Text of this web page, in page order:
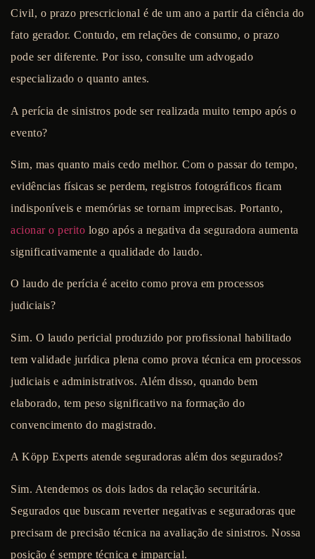
Civil, o prazo prescricional é de um ano a partir da ciência do
fato gerador. Contudo, em relações de consumo, o prazo
pode ser diferente. Por isso, consulte um advogado
especializado o quanto antes.
A perícia de sinistros pode ser realizada muito tempo após o
evento?
Sim, mas quanto mais cedo melhor. Com o passar do tempo,
evidências físicas se perdem, registros fotográficos ficam
indisponíveis e memórias se tornam imprecisas. Portanto,
acionar o perito logo após a negativa da seguradora aumenta
significativamente a qualidade do laudo.
O laudo de perícia é aceito como prova em processos
judiciais?
Sim. O laudo pericial produzido por profissional habilitado
tem validade jurídica plena como prova técnica em processos
judiciais e administrativos. Além disso, quando bem
elaborado, tem peso significativo na formação do
convencimento do magistrado.
A Köpp Experts atende seguradoras além dos segurados?
Sim. Atendemos os dois lados da relação securitária.
Segurados que buscam reverter negativas e seguradoras que
precisam de precisão técnica na avaliação de sinistros. Nossa
posição é sempre técnica e imparcial.